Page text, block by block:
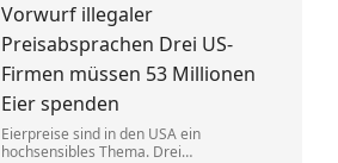
geführte Konzern jedoch nicht zurück.
Eine exklusive Studie erklärt, warum.
Vorwurf illegaler
Preisabsprachen Drei US-
Firmen müssen 53 Millionen
Eier spenden
Eierpreise sind in den USA ein
hochsensibles Thema. Drei